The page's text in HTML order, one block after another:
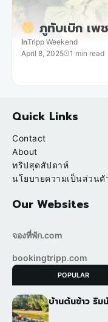
ภูทับเบิก เพ
InTripp Weekend
April 8, 2025
1 min read
Quick Links
Contact
About
ทริปสุดสัปดาห์
นโยบายความเป็นส่วน
Our Websites
จองที่พัก.com
bookingtripp.com
POPULAR
บ้านต้นข้าว ริม